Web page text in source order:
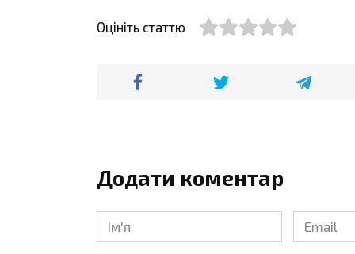
Оцініть статтю
Додати коментар
Ім'я
Email